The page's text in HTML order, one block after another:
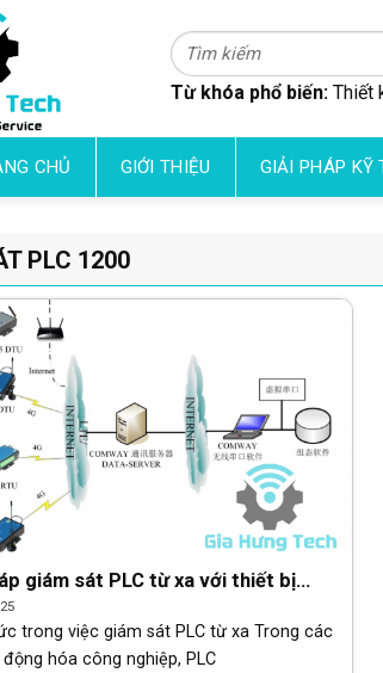
Tìm
kiếm:
Từ khóa phổ biến: Thiết
CHỦ GIỚI THIỆU GIẢI PHÁP KỸ
PLC 1200
giám sát PLC từ xa với thiết bị
trong việc giám sát PLC từ xa Trong các
hóa công nghiệp, PLC